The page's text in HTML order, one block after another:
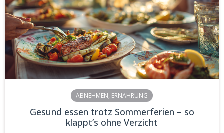
ABNEHMEN, ERNÄHRUNG
Gesund essen trotz Sommerferien – so
klappt’s ohne Verzicht